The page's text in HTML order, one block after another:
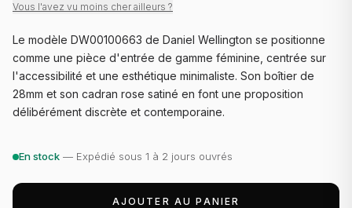
Vous l'avez vu moins cher ailleurs ?
Le modèle DW00100663 de Daniel Wellington se positionne
comme une pièce d'entrée de gamme féminine, centrée sur
l'accessibilité et une esthétique minimaliste. Son boîtier de
28mm et son cadran rose satiné en font une proposition
délibérément discrète et contemporaine.
En stock — Expédié sous 1 à 2 jours ouvrés
AJOUTER AU PANIER